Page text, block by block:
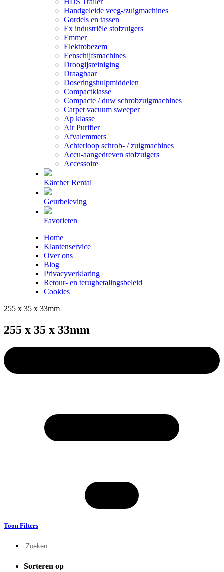
Handgeleide veeg-/zuigmachines
Gordels en tassen
Ex industriële stofzuigers
Emmer
Elektrobezem
Eenschijfsmachines
Droogijsreiniging
Draagbaar
Doseringshulpmiddelen
Compactklasse
Compacte / duw schrobzuigmachines
Carpet vacuum sweeper
Ap klasse
Air Purifier
Afvalemmers
Achterloop schrob- / zuigmachines
Accu-aangedreven stofzuigers
Accessoire
Kärcher Rental
Geurbeleving
Favorieten
Home
Klantenservice
Over ons
Blog
Privacyverklaring
Retour- en terugbetalingsbeleid
Cookies
255 x 35 x 33mm
255 x 35 x 33mm
Toon Filters
Sorteren op